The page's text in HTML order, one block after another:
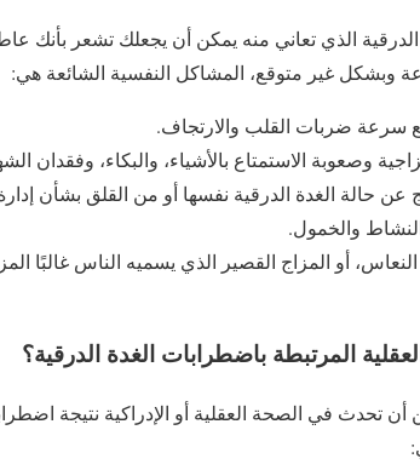
الدرقية الذي تعاني منه يمكن أن يجعلك تشعر بأنك
وبشكل غير متوقع، المشاكل النفسية الشائعة هي:
سرعة ضربات القلب والارتجاف.
وصعوبة الاستمتاع بالأشياء، والبكاء، وفقدان
عن حالة الغدة الدرقية نفسها أو من القلق بشأن إدارة
والخمول.
النعاس، أو المزاج القصير الذي يسميه الناس غالبًا
المرتبطة باضطرابات الغدة الدرقية؟
تحدث في الصحة العقلية أو الإدراكية نتيجة